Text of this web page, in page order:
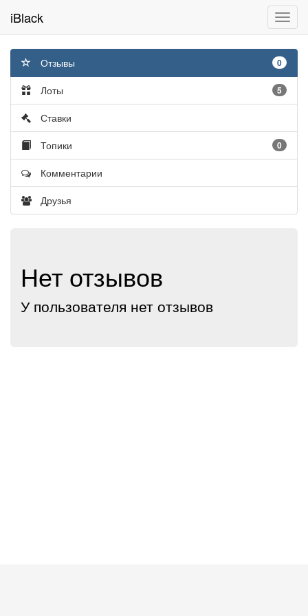
iBlack
Отзывы 0
Лоты 5
Ставки
Топики
0
Комментарии
Друзья
Нет отзывов
У пользователя нет отзывов